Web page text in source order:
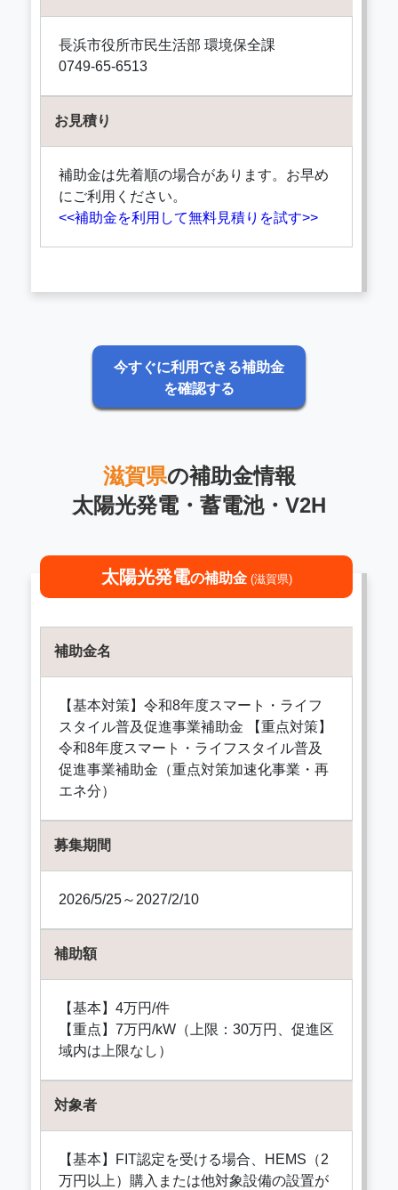
長浜市役所市民生活部 環境保全課
0749-65-6513
お見積り
補助金は先着順の場合があります。お早め
にご利用ください。
<<補助金を利用して無料見積りを試す>>
今すぐに利用できる補助金
を確認する
滋賀県の補助金情報
太陽光発電・蓄電池・V2H
太陽光発電の補助金 (滋賀県)
補助金名
【基本対策】令和8年度スマート・ライフ
スタイル普及促進事業補助金 【重点対策】
令和8年度スマート・ライフスタイル普及
促進事業補助金（重点対策加速化事業・再
エネ分）
募集期間
2026/5/25～2027/2/10
補助額
【基本】4万円/件
【重点】7万円/kW（上限：30万円、促進区
域内は上限なし）
対象者
【基本】FIT認定を受ける場合、HEMS（2
万円以上）購入または他対象設備の設置が